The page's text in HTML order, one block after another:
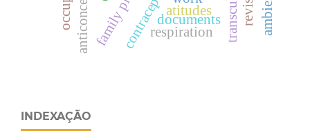
documents
respiration
atitudes
INDEXAÇÃO